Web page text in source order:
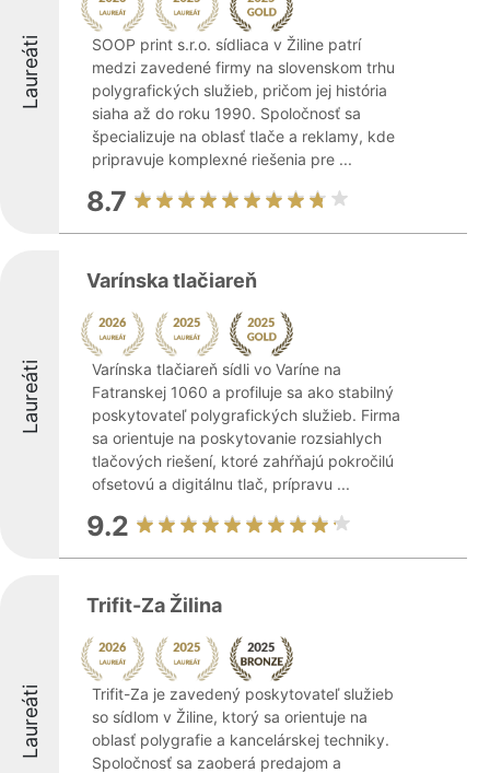
Laureáti
SOOP print s.r.o. sídliaca v Žiline patrí
medzi zavedené firmy na slovenskom trhu
polygrafických služieb, pričom jej história
siaha až do roku 1990. Spoločnosť sa
špecializuje na oblasť tlače a reklamy, kde
pripravuje komplexné riešenia pre ...
8.7
Laureáti
Varínska tlačiareň
Varínska tlačiareň sídli vo Varíne na
Fatranskej 1060 a profiluje sa ako stabilný
poskytovateľ polygrafických služieb. Firma
sa orientuje na poskytovanie rozsiahlych
tlačových riešení, ktoré zahŕňajú pokročilú
ofsetovú a digitálnu tlač, prípravu ...
9.2
Laureáti
Trifit-Za Žilina
Trifit-Za je zavedený poskytovateľ služieb
so sídlom v Žiline, ktorý sa orientuje na
oblasť polygrafie a kancelárskej techniky.
Spoločnosť sa zaoberá predajom a